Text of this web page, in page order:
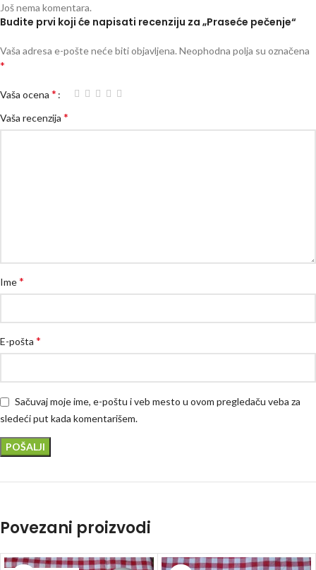
Još nema komentara.
Budite prvi koji će napisati recenziju za „Praseće pečenje“
Vaša adresa e-pošte neće biti objavljena. Neophodna polja su označena
*
Vaša ocena *
Vaša recenzija *
Ime*
E-pošta *
Sačuvaj moje ime, e-poštu i veb mesto u ovom pregledaču veba za
sledeći put kada komentarišem.
Povezani proizvodi